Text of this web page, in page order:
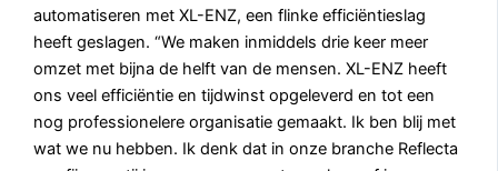
automatiseren met XL-ENZ, een flinke efficiëntieslag
heeft geslagen. “We maken inmiddels drie keer meer
omzet met bijna de helft van de mensen. XL-ENZ heeft
ons veel efficiëntie en tijdwinst opgeleverd en tot een
nog professionelere organisatie gemaakt. Ik ben blij met
wat we nu hebben. Ik denk dat in onze branche Reflecta